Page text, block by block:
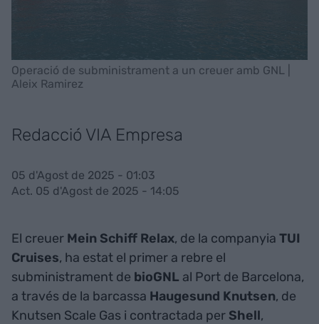
Operació de subministrament a un creuer amb GNL |
Aleix Ramirez
Redacció VIA Empresa
05 d'Agost de 2025 - 01:03
Act. 05 d'Agost de 2025 - 14:05
El creuer Mein Schiff Relax, de la companyia TUI
Cruises, ha estat el primer a rebre el
subministrament de bioGNL al Port de Barcelona,
a través de la barcassa Haugesund Knutsen, de
Knutsen Scale Gas i contractada per Shell,